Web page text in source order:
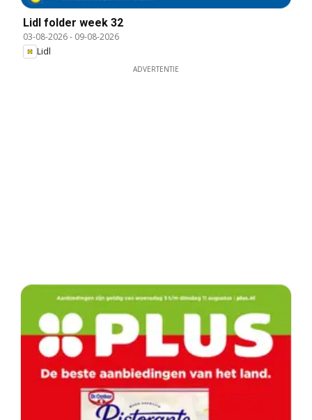
Lidl folder week 32
03-08-2026- 09-08-2026
Lidl
ADVERTENTIE